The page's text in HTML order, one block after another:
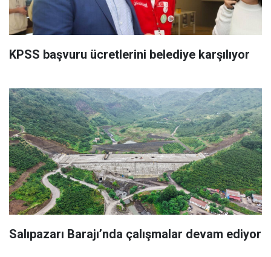
KPSS başvuru ücretlerini belediye karşılıyor
Salıpazarı Barajı’nda çalışmalar devam ediyor